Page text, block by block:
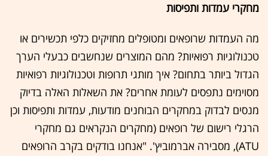
מחקרי עמדות ותפיסות
מה העמדות שרופאים ומטופלים מחזיקים כלפי תכשירים או
טכנולוגיות רפואיות? מהם המוצרים שנחשבים כבעלי הערך
הגדול ביותר בתחום? איך מותגי תרופות וטכנולוגיות רפואיות
מסוימים נתפסים לעומת אחרים? את השאלות האלה בדיוק
מנסים לבדוק במחקרים הבוחנים מודעות, עמדות ותפיסות וכן
הרגלי רישום של רופאים (מחקרים הנקראים גם מחקרי
ATU), מסבירה אברמוביץ'. "אנחנו בודקים בקרב הרופאים